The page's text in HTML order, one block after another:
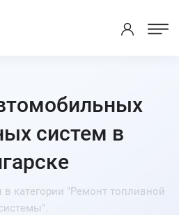
систем в
категории "Ремонт топливной